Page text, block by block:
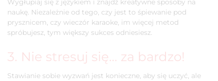
Wygłupiaj się z językiem i znajdź kreatywne sposoby na
naukę. Niezależnie od tego, czy jest to śpiewanie pod
prysznicem, czy wieczór karaoke, im więcej metod
spróbujesz, tym większy sukces odniesiesz.
3. Nie stresuj się… za bardzo!
Stawianie sobie wyzwań jest konieczne, aby się uczyć, ale